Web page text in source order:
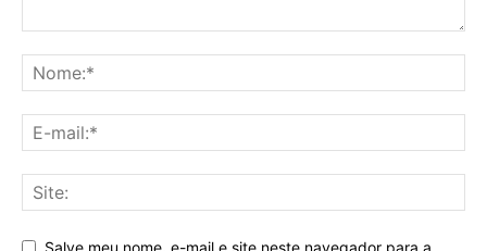
Salve meu nome, e-mail e site neste navegador para a